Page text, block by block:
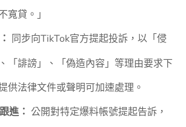
寬貸。」
同步向TikTok官方提起投訴，以「侵
「誹謗」、「偽造內容」等理由要求下
供法律文件或聲明可加速處理。
進： 公開對特定爆料帳號提起告訴，